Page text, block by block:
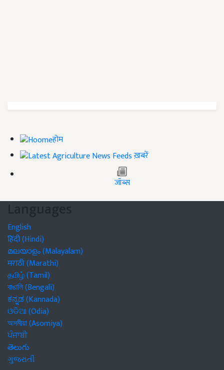
होम
ख़बरें
जॉब्स
Languages
English
हिंदी (Hindi)
മലയാളം (Malayalam)
मराठी (Marathi)
தமிழ் (Tamil)
বাঙালি (Bengali)
ಕನ್ನಡ (Kannada)
ଓଡିଆ (Odia)
অসমীয়া (Asomiya)
ਪੰਜਾਬੀ
తెలుగు
ગુજરાતી